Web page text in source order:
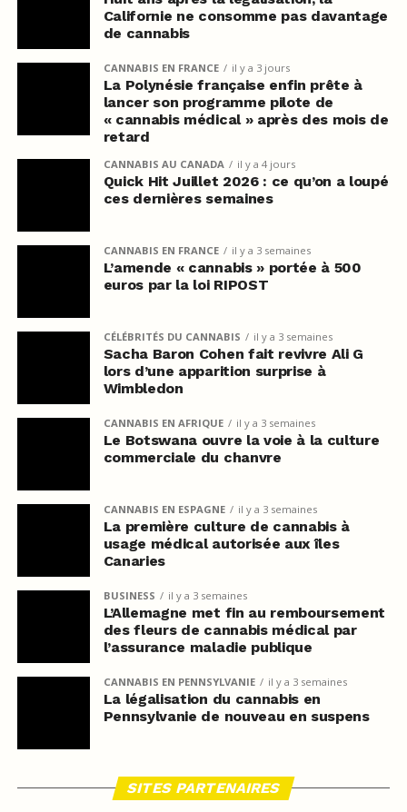
Californie ne consomme pas davantage
de cannabis
CANNABIS EN FRANCE il y a 3 jours
La Polynésie française enfin prête à
lancer son programme pilote de
« cannabis médical » après des mois de
retard
CANNABIS AU CANADA il y a 4 jours
Quick Hit Juillet 2026 : ce qu’on a loupé
ces dernières semaines
CANNABIS EN FRANCE il y a 3 semaines
L’amende « cannabis » portée à 500
euros par la loi RIPOST
CÉLÉBRITÉS DU CANNABIS il y a 3 semaines
Sacha Baron Cohen fait revivre Ali G
lors d’une apparition surprise à
Wimbledon
CANNABIS EN AFRIQUE il y a 3 semaines
Le Botswana ouvre la voie à la culture
commerciale du chanvre
CANNABIS EN ESPAGNE il y a 3 semaines
La première culture de cannabis à
usage médical autorisée aux îles
Canaries
BUSINESS il y a 3 semaines
L’Allemagne met fin au remboursement
des fleurs de cannabis médical par
l’assurance maladie publique
CANNABIS EN PENNSYLVANIE il y a 3 semaines
La légalisation du cannabis en
Pennsylvanie de nouveau en suspens
SITES PARTENAIRES